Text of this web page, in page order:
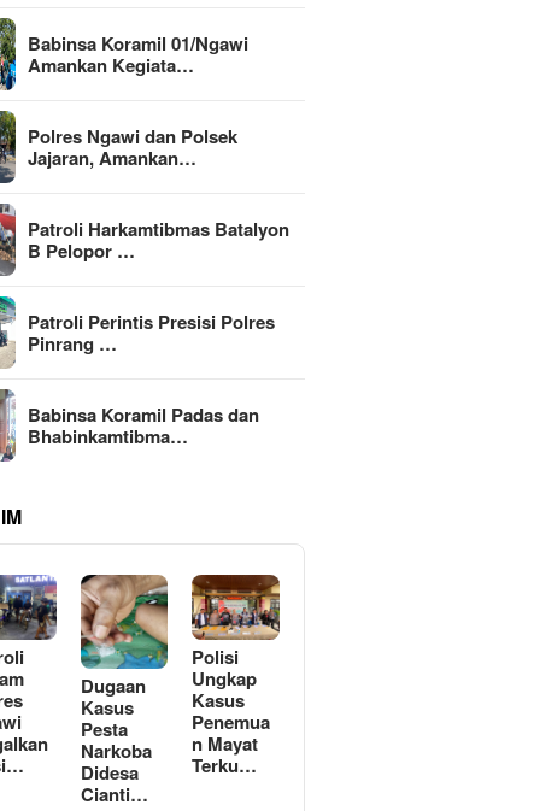
Babinsa Koramil 01/Ngawi
Amankan Kegiata…
Polres Ngawi dan Polsek
Jajaran, Amankan…
Patroli Harkamtibmas Batalyon
B Pelopor …
Patroli Perintis Presisi Polres
Pinrang …
Babinsa Koramil Padas dan
Bhabinkamtibma…
Dugaan
Kasus
Pesta
Narkoba
Didesa
Cianti…
Polisi
Ungkap
Kasus
Penemua
n Mayat
Terku…